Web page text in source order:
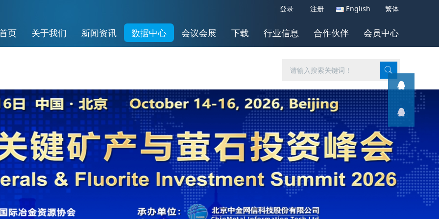
登录 注册 繁体
English
页 关于我们 新闻资讯 数据中心 会议会展 下载 行业信息 合作伙伴 会员中心
客服1
客服1